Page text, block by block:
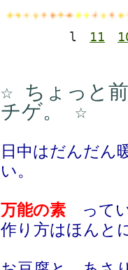
l 11
☆ ちょっと
チゲ。 ☆
日中はだんだん
い。
万能の素 って
作り方はほんと